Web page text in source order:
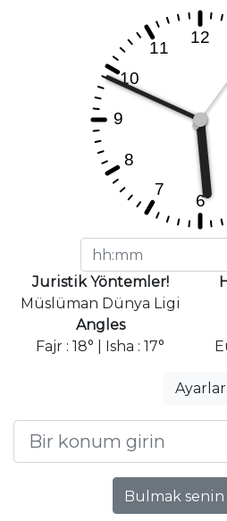
Juristik Yöntemler!
Müslüman Dünya Ligi
Angles
Fajr : 18° | Isha : 17°
Ayarlar
Bulmak senin